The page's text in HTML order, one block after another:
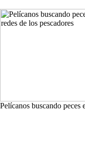
Pelícanos buscando peces